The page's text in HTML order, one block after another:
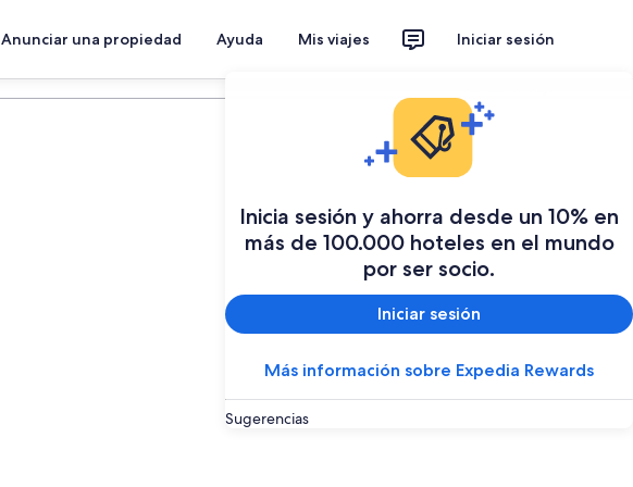
Anunciar una propiedad Ayuda Mis viajes Iniciar sesión
Inicia sesión y ahorra desde un 10% en
más de 100.000 hoteles en el mundo
por ser socio.
Iniciar sesión
Más información sobre Expedia Rewards
Sugerencias